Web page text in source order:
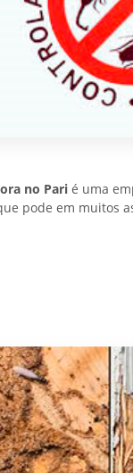
no Parié uma
pode em muitos